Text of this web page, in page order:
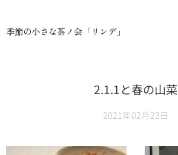
季節の小さな茶ノ会「リンデ」
2.1.1と春の山菜
2021年02月23日